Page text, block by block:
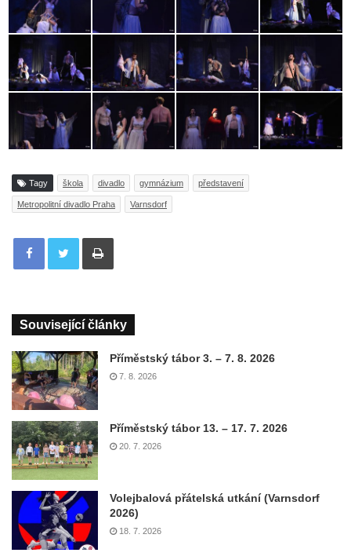
Tagy škola divadlo gymnázium představení
Metropolitní divadlo Praha Varnsdorf
Tisknout
Související články
Příměstský tábor 3. – 7. 8. 2026
7. 8. 2026
Příměstský tábor 13. – 17. 7. 2026
20. 7. 2026
Volejbalová přátelská utkání (Varnsdorf
2026)
18. 7. 2026